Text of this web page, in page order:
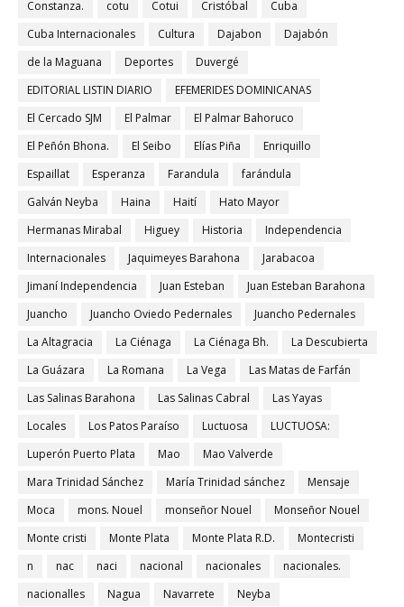
Constanza.
cotu Cotui Cristóbal
Cuba
Cuba Internacionales
Cultura Dajabon
Dajabón
de la Maguana
Deportes
Duvergé
EDITORIAL LISTIN DIARIO
EFEMERIDES DOMINICANAS
El Cercado SJM
El Palmar
El Palmar Bahoruco
El Peñón Bhona.
El Seibo Elías Piña
Enriquillo
Espaillat
Esperanza Farandula
farándula
Galván Neyba
Haina Haití
Hato Mayor
Hermanas Mirabal
Higuey Historia
Independencia
Internacionales
Jaquimeyes Barahona
Jarabacoa
Jimaní Independencia
Juan Esteban
Juan Esteban Barahona
Juancho
Juancho Oviedo Pedernales
Juancho Pedernales
La Altagracia
La Ciénaga La Ciénaga Bh.
La Descubierta
La Guázara
La Romana La Vega
Las Matas de Farfán
Las Salinas Barahona
Las Salinas Cabral
Las Yayas
Locales
Los Patos Paraíso Luctuosa
LUCTUOSA:
Luperón Puerto Plata
Mao
Mao Valverde
Mara Trinidad Sánchez
María Trinidad sánchez
Mensaje
Moca
mons. Nouel monseñor Nouel
Monseñor Nouel
Monte cristi
Monte Plata Monte Plata R.D.
Montecristi
n
nac naci nacional nacionales
nacionales.
nacionalles
Nagua Navarrete
Neyba